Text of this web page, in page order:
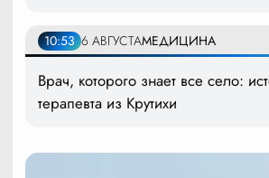
10:53 6 АВГУСТАМЕДИЦИНА
Врач, которого знает все село:
терапевта из Крутихи